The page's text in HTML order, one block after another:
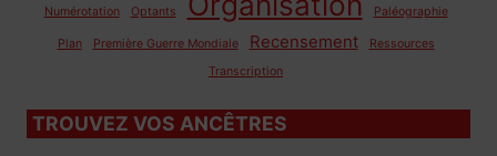
Numérotation Optants Paléographie
Plan Première Guerre Mondiale Recensement
Ressources
Transcription
TROUVEZ VOS ANCÊTRES